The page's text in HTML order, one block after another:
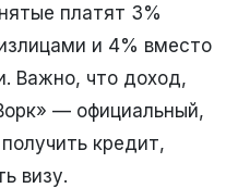
платят 3%
и 4% вместо
Важно, что доход,
— официальный,
кредит,
визу.